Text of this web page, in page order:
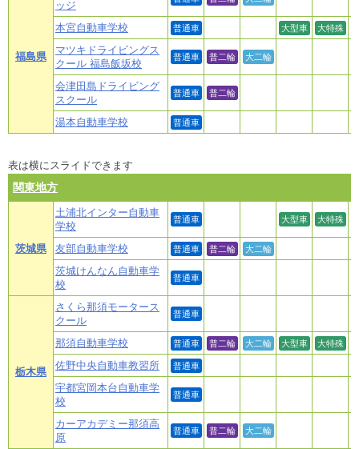
福島県
ッジ
本宮自動車学校 普通車 大型車 大特殊
マツキドライビングス
クール 福島飯坂校
普通車 普二輪 大二輪
会津田島ドライビング
スクール
普通車 普二輪
湯本自動車学校 普通車
表は横にスライドできます
関東地方
茨城県
土浦北インター自動車
学校
普通車 大型車 大特殊
友部自動車学校 普通車 普二輪 大二輪
茨城けんなん自動車学
校
普通車
栃木県
さくら那須モータース
クール
普通車
那須自動車学校 普通車 普二輪 大二輪 大型車 大特殊
佐野中央自動車教習所 普通車
宇都宮岡本台自動車学
校
普通車
カーアカデミー那須高
原
普通車 普二輪 大二輪